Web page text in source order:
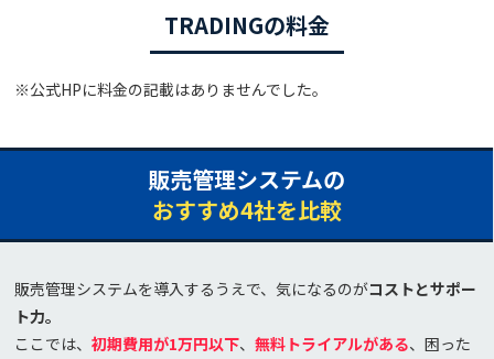
TRADINGの料金
※公式HPに料金の記載はありませんでした。
販売管理システムの
おすすめ4社を比較
販売管理システムを導入するうえで、気になるのがコストとサポー
ト力。
ここでは、初期費用が1万円以下、無料トライアルがある、困った